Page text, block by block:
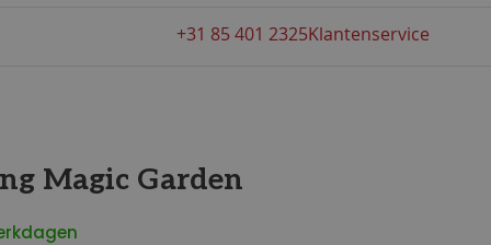
+31 85 401 2325Klantenservice
Magic Garden